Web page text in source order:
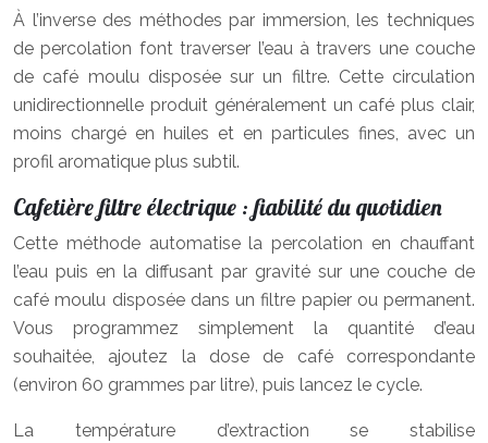
À l’inverse des méthodes par immersion, les techniques
de percolation font traverser l’eau à travers une couche
de café moulu disposée sur un filtre. Cette circulation
unidirectionnelle produit généralement un café plus clair,
moins chargé en huiles et en particules fines, avec un
profil aromatique plus subtil.
Cafetière filtre électrique : fiabilité du quotidien
Cette méthode automatise la percolation en chauffant
l’eau puis en la diffusant par gravité sur une couche de
café moulu disposée dans un filtre papier ou permanent.
Vous programmez simplement la quantité d’eau
souhaitée, ajoutez la dose de café correspondante
(environ 60 grammes par litre), puis lancez le cycle.
La température d’extraction se stabilise